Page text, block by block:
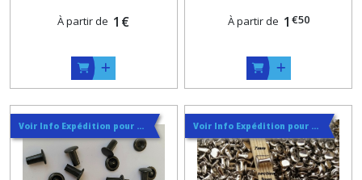
À partir de 1 € À partir de 1 €50
Voir Info Expédition pour Régler les Frais de Port au Meilleur Prix , En haut d'ecran à Droite Voir Info Expédition pour Régler les Frais de Port au Meilleur Prix , En haut d'ecran à Droite